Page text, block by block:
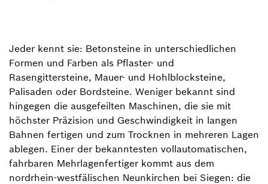
Jeder kennt sie: Betonsteine in unterschiedlichen
Formen und Farben als Pflaster- und
Rasengittersteine, Mauer- und Hohlblocksteine,
Palisaden oder Bordsteine. Weniger bekannt sind
hingegen die ausgefeilten Maschinen, die sie mit
höchster Präzision und Geschwindigkeit in langen
Bahnen fertigen und zum Trocknen in mehreren Lagen
ablegen. Einer der bekanntesten vollautomatischen,
fahrbaren Mehrlagenfertiger kommt aus dem
nordrhein-westfälischen Neunkirchen bei Siegen: die